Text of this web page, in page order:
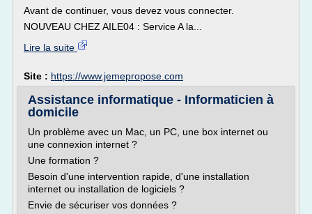
Avant de continuer, vous devez vous connecter.
NOUVEAU CHEZ AILE04 : Service A la...
Lire la suite
Site : https://www.jemepropose.com
Assistance informatique - Informaticien à
domicile
Un problème avec un Mac, un PC, une box internet ou
une connexion internet ?
Une formation ?
Besoin d'une intervention rapide, d'une installation
internet ou installation de logiciels ?
Envie de sécuriser vos données ?